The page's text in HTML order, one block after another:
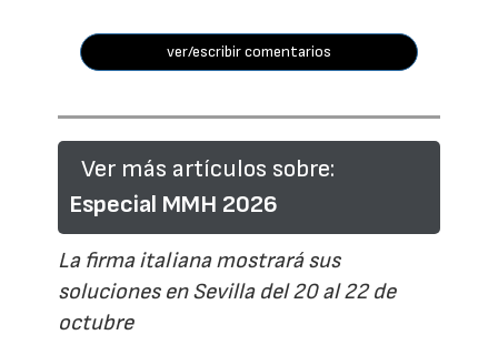
ver/escribir comentarios
Ver más artículos sobre:
Especial MMH 2026
La firma italiana mostrará sus
soluciones en Sevilla del 20 al 22 de
octubre